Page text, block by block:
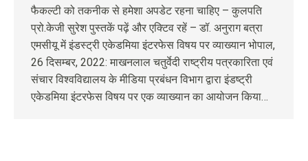
फैकल्टी को तकनीक से हमेशा अपडेट रहना चाहिए – कुलपति
प्रो.केजी सुरेश पुस्तकें पढ़ें और एक्टिव रहें – डॉ. अनुराग बत्रा
एमसीयू में इंडस्ट्री एकेडमिया इंटरफेस विषय पर व्याख्यान भोपाल,
26 दिसम्बर, 2022: माखनलाल चतुर्वेदी राष्ट्रीय पत्रकारिता एवं
संचार विश्वविद्यालय के मीडिया प्रबंधन विभाग द्वारा इंडष्ट्री
एकेडमिया इंटरफेस विषय पर एक व्याख्यान का आयोजन किया…